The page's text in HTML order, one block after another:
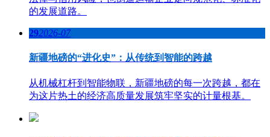
的发展道路。
292026-07
新疆地磅的“进化史”：从传统到智能的跨越
从机械杠杆到智能物联，新疆地磅的每一次跨越，都在
为这片热土的经济高质量发展筑牢坚实的计量根基。